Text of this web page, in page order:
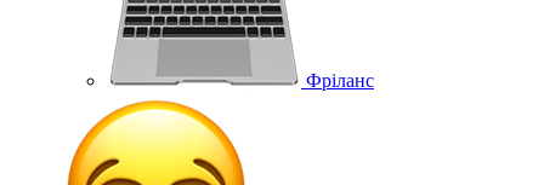
Фріланс